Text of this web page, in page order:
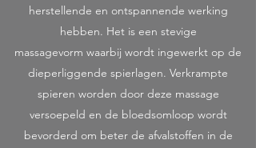
herstellende en ontspannende werking
hebben. Het is een stevige
massagevorm waarbij wordt ingewerkt op de
dieperliggende spierlagen. Verkrampte
spieren worden door deze massage
versoepeld en de bloedsomloop wordt
bevorderd om beter de afvalstoffen in de